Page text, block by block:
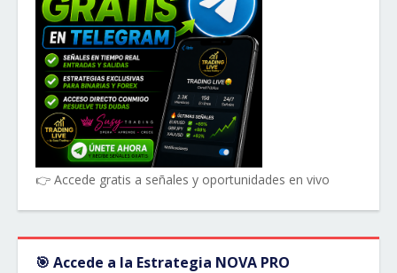
👉 Accede gratis a señales y oportunidades en vivo
🎯 Accede a la Estrategia NOVA PRO